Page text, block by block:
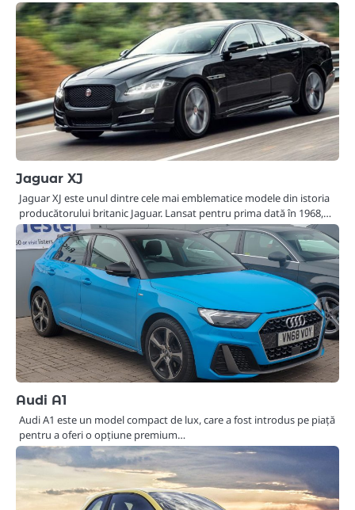
Jaguar XJ
Jaguar XJ este unul dintre cele mai emblematice modele din istoria
producătorului britanic Jaguar. Lansat pentru prima dată în 1968,…
Audi A1
Audi A1 este un model compact de lux, care a fost introdus pe piață
pentru a oferi o opțiune premium…